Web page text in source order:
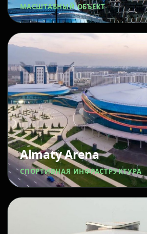
МАСШТАБНЫЙ ОБЪЕКТ
Almaty Arena
СПОРТИВНАЯ ИНФРАСТРУКТУРА